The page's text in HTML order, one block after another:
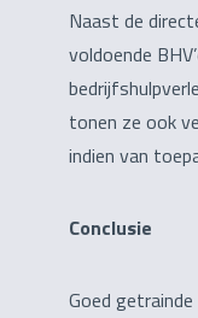
Naast de
voldoende
tonen ze ook
indien van
Conclusie
Goed getrainde